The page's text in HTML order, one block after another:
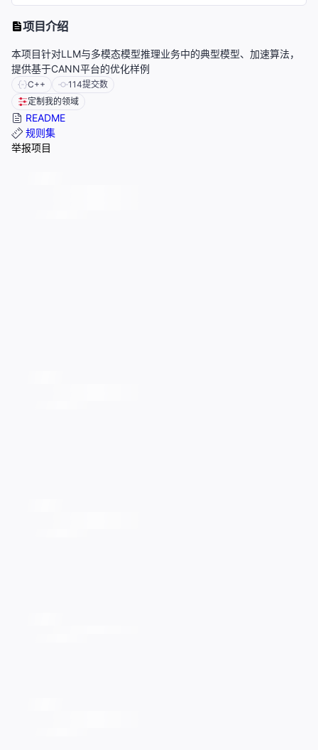
项目介绍
本项目针对LLM与多模态模型推理业务中的典型模型、加速算法，
提供基于CANN平台的优化样例
C++ 114提交数
定制我的领域
README
规则集
举报项目